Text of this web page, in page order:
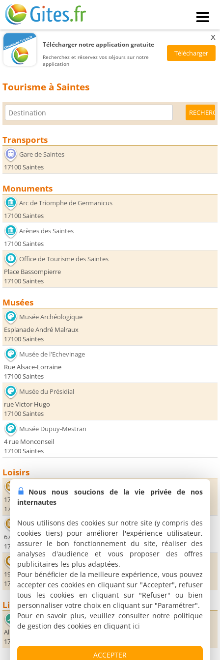
Télécharger notre application gratuite
Recherchez et réservez vos séjours sur notre
application
x
Tourisme à Saintes
Transports
Gare de Saintes
17100 Saintes
Monuments
Arc de Triomphe de Germanicus
17100 Saintes
Arènes des Saintes
17100 Saintes
Office de Tourisme des Saintes
Place Bassompierre
17100 Saintes
Musées
Musée Archéologique
Esplanade André Malraux
17100 Saintes
Musée de l'Echevinage
Rue Alsace-Lorraine
17100 Saintes
Musée du Présidial
rue Victor Hugo
17100 Saintes
Musée Dupuy-Mestran
4 rue Monconseil
17100 Saintes
Loisirs
Atlantic Ciné
17, rue Champagne Saint-Georges - Parc Les Coteaux
17100 Saintes
Cinéma Gallia
67 ter, cours National
17100 Saintes
Bowling de Saintes
19, rue des Rochers
17100 Saintes
Lieux sportifs
Aquarelle
Allée de la Guyarderie
17100 Saintes
Nous nous soucions de la vie privée de nos
internautes
Nous utilisons des cookies sur notre site (y compris des
cookies tiers) pour améliorer l'expérience utilisateur,
assurer le bon fonctionnement du site, réaliser des
analyses d'audience et vous proposer des offres
publicitaires les plus adaptées.
Pour bénéficier de la meilleure expérience, vous pouvez
accepter ces cookies en cliquant sur "Accepter", refuser
tous les cookies en cliquant sur "Refuser" ou bien
personnaliser votre choix en cliquant sur "Paramétrer".
Pour en savoir plus, veuillez consulter notre politique
de gestion des cookies en cliquant ici
ACCEPTER